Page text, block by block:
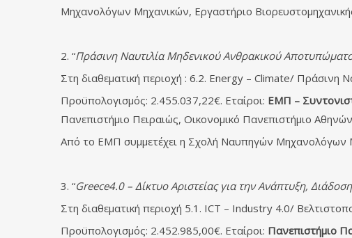
Μηχανολόγων Μηχανικών, Εργαστήριο
2. “Πράσινη Ναυτιλία Μηδενικού Ανθρακικού
Στη διαθεματική περιοχή : 6.2. Energy – Climate/ Πράσινη
Προϋπολογισμός: 2.455.037,22€. Εταίροι: ΕΜΠ –
Πανεπιστήμιο Πειραιώς, Οικονομικό Πανεπιστήμιο
Από το ΕΜΠ συμμετέχει η Σχολή Ναυπηγών Μηχανολόγων
3. “Greece4.0 – Δίκτυο Αριστείας για την Ανάπτυξη,
Στη διαθεματική περιοχή 5.1. ICT – Industry 4.0/
Προϋπολογισμός: 2.452.985,00€. Εταίροι: Πανεπιστήμιο